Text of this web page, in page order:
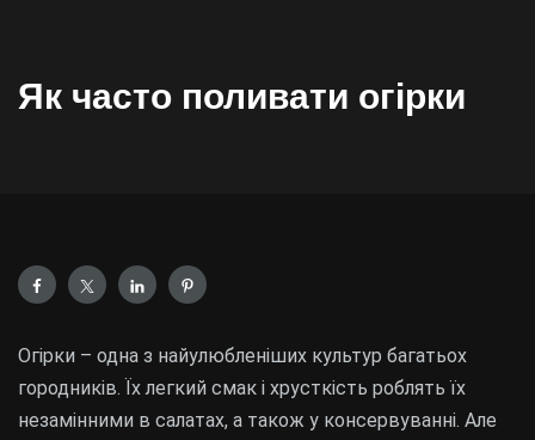
Як часто поливати огірки
Огірки – одна з найулюбленіших культур багатьох
городників. Їх легкий смак і хрусткість роблять їх
незамінними в салатах, а також у консервуванні. Але